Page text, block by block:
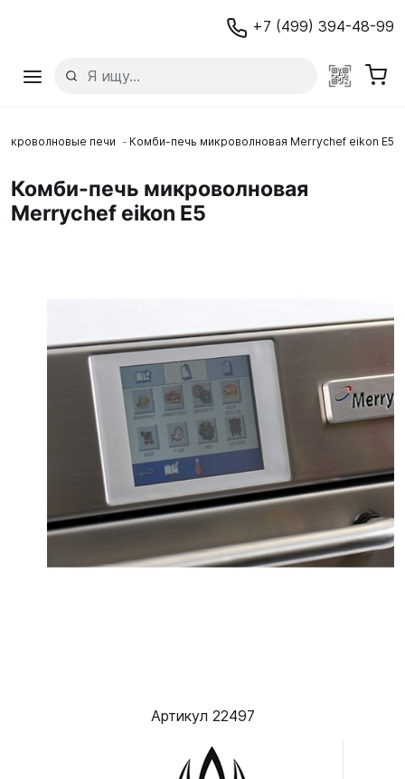
+7 (499) 394-48-99
печи Комби-печь микроволновая Merrychef eikon E5
Комби-печь микроволновая
Merrychef eikon E5
Артикул 22497